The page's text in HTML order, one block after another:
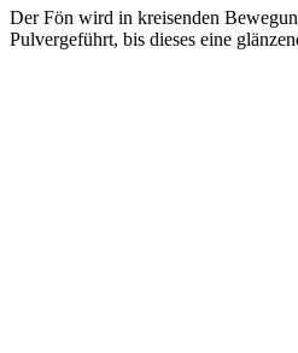
Der Fön wird in kreisenden
Pulvergeführt, bis dieses eine